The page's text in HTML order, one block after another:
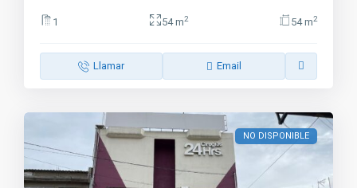
1 54 m2 54 m2
Llamar Email
NO DISPONIBLE